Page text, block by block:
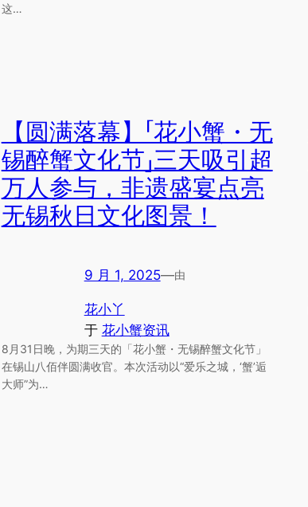
这…
【圆满落幕】「花小蟹・无
锡醉蟹文化节」三天吸引超
万人参与，非遗盛宴点亮
无锡秋日文化图景！
9 月 1, 2025—由
花小丫
于 花小蟹资讯
8月31日晚，为期三天的「花小蟹・无锡醉蟹文化节」
在锡山八佰伴圆满收官。本次活动以“爱乐之城，‘蟹’逅
大师”为…